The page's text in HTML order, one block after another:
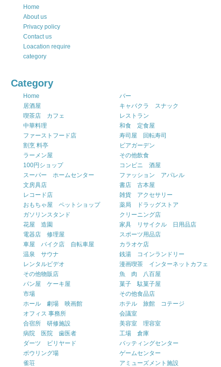
Home
About us
Privacy policy
Contact us
Loacation require
category
Category
Home
バー
居酒屋
キャバクラ スナック
喫茶店 カフェ
レストラン
中華料理
和食 定食屋
ファーストフード店
寿司屋 回転寿司
割烹 料亭
ビアガーデン
ラーメン屋
その他飲食
100円ショップ
コンビニ 酒屋
スーパー ホームセンター
ファッション アパレル
文房具店
書店 古本屋
レコード店
雑貨 アクセサリー
おもちゃ屋 ペットショップ
薬局 ドラッグストア
ガソリンスタンド
クリーニング店
花屋 造園
家具 リサイクル 日用品店
電器店 修理屋
スポーツ用品店
車屋 バイク店 自転車屋
カラオケ店
温泉 サウナ
銭湯 コインランドリー
レンタルビデオ
漫画喫茶 インターネットカフェ
その他物販店
魚 肉 八百屋
パン屋 ケーキ屋
菓子 駄菓子屋
市場
その他食品店
ホール 劇場 映画館
ホテル 旅館 コテージ
オフィス 事務所
会議室
合宿所 研修施設
美容室 理容室
病院 医院 歯医者
工場 倉庫
ダーツ ビリヤード
バッティングセンター
ボウリング場
ゲームセンター
雀荘
アミューズメント施設